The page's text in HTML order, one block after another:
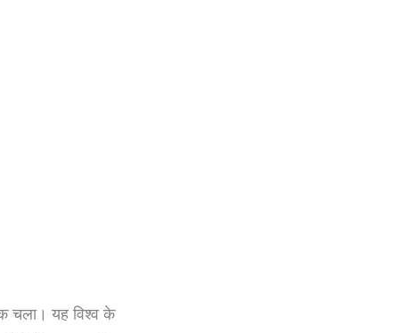
चला। यह विश्व के